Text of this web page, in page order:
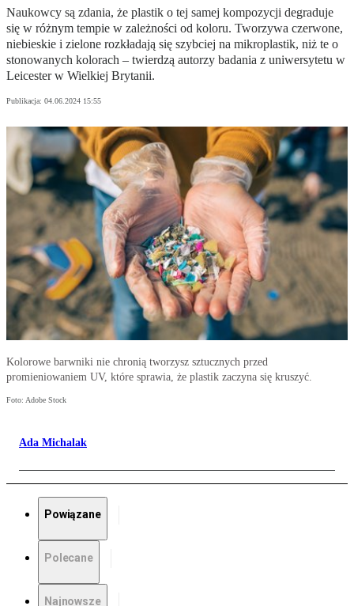
Naukowcy są zdania, że plastik o tej samej kompozycji degraduje
się w różnym tempie w zależności od koloru. Tworzywa czerwone,
niebieskie i zielone rozkładają się szybciej na mikroplastik, niż te o
stonowanych kolorach – twierdzą autorzy badania z uniwersytetu w
Leicester w Wielkiej Brytanii.
Publikacja: 04.06.2024 15:55
Kolorowe barwniki nie chronią tworzysz sztucznych przed
promieniowaniem UV, które sprawia, że plastik zaczyna się kruszyć.
Foto: Adobe Stock
Ada Michalak
Powiązane
Polecane
Najnowsze